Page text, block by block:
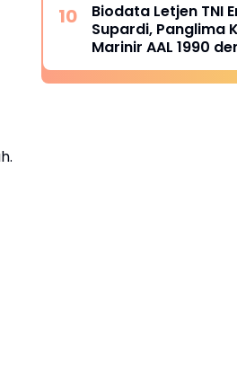
Engagement
Biodata Letjen TNI
Supardi, Panglima
Marinir AAL 1990
Berbagai Tanda